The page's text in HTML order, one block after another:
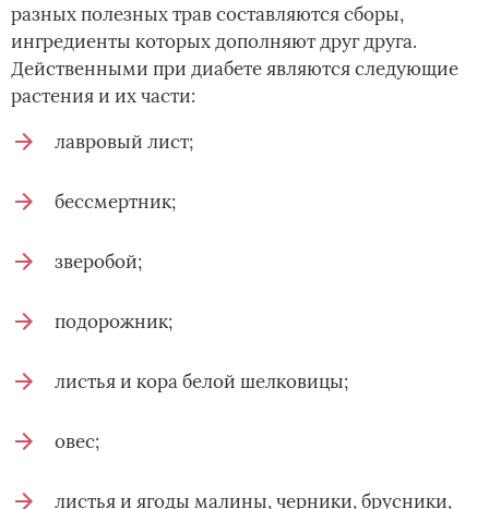
разных полезных трав составляются сборы,
ингредиенты которых дополняют друг друга.
Действенными при диабете являются следующие
растения и их части:
лавровый лист;
бессмертник;
зверобой;
подорожник;
листья и кора белой шелковицы;
овес;
листья и ягоды малины, черники, брусники,